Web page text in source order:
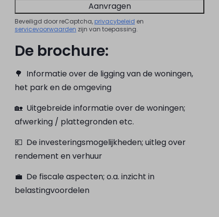
Aanvragen
Beveiligd door reCaptcha, privacybeleid en
servicevoorwaarden zijn van toepassing.
De brochure:
🌳 Informatie over de ligging van de woningen,
het park en de omgeving
🏡 Uitgebreide informatie over de woningen;
afwerking / plattegronden etc.
💶 De investeringsmogelijkheden; uitleg over
rendement en verhuur
💼 De fiscale aspecten; o.a. inzicht in
belastingvoordelen